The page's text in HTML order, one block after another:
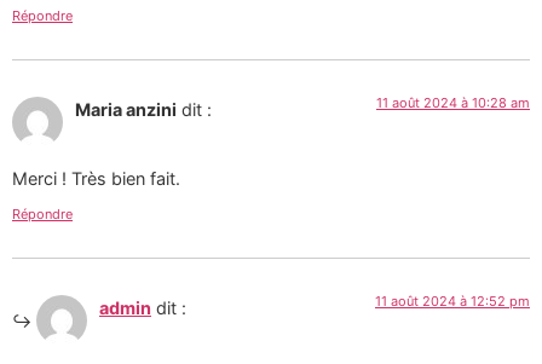
Répondre
Maria anzini dit : 11 août 2024 à 10:28 am
Merci ! Très bien fait.
Répondre
admin dit : 11 août 2024 à 12:52 pm